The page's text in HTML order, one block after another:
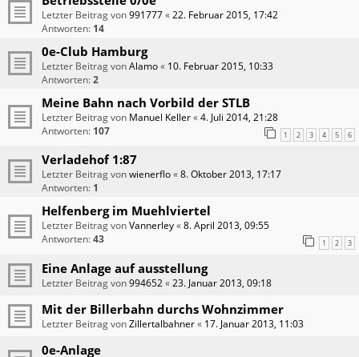
Letzter Beitrag von991777«22. Februar 2015, 17:42
Antworten: 14
0e-Club Hamburg
Letzter Beitrag vonAlamo« 10. Februar 2015, 10:33
Antworten:2
Meine Bahn nach Vorbild der STLB
Letzter Beitrag von Manuel Keller«4. Juli 2014, 21:28
Antworten: 107 1 2 3 4 5 6
Verladehof 1:87
Letzter Beitrag vonwienerflo«8. Oktober 2013, 17:17
Antworten: 1
Helfenberg im Muehlviertel
Letzter Beitrag vonVannerley«8. April 2013, 09:55
Antworten:43 1 2 3
Eine Anlage auf ausstellung
Letzter Beitrag von994652«23. Januar 2013, 09:18
Mit der Billerbahn durchs Wohnzimmer
Letzter Beitrag vonZillertalbahner« 17. Januar 2013, 11:03
0e-Anlage